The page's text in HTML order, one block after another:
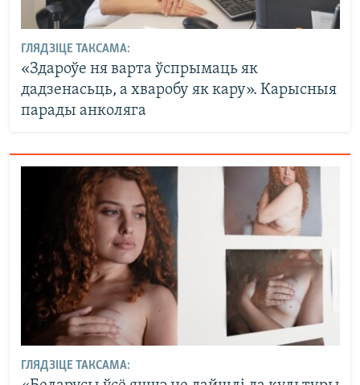
ГЛЯДЗІЦЕ ТАКСАМА:
«Здароўе ня варта ўспрымаць як
дадзенасьць, а хваробу як кару». Карысныя
парады анколяга
ГЛЯДЗІЦЕ ТАКСАМА: